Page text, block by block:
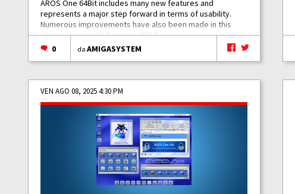
AROS One 64Bit includes many new features and
represents a major step forward in terms of usability.
Numerous improvements have also been made in this
new version, including new AROS...
0
daAMIGASYSTEM
VEN AGO 08, 2025 4:30 PM